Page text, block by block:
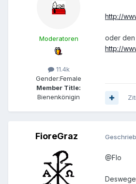
Moderatoren
11.4k
Gender:Female
Member Title:
Bienenkönigin
http://
oder den
http://
FioreGraz
@Flo